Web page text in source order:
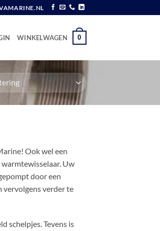
WINKELWAGEN 0
Ook wel een
Uw
door een
verder te
schelpjes. Tevens is